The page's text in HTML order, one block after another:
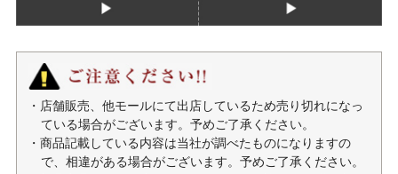
・店舗販売、他モールにて出店しているため売り切れになっ
ている場合がございます。予めご了承ください。
・商品記載している内容は当社が調べたものになりますの
で、相違がある場合がございます。予めご了承ください。